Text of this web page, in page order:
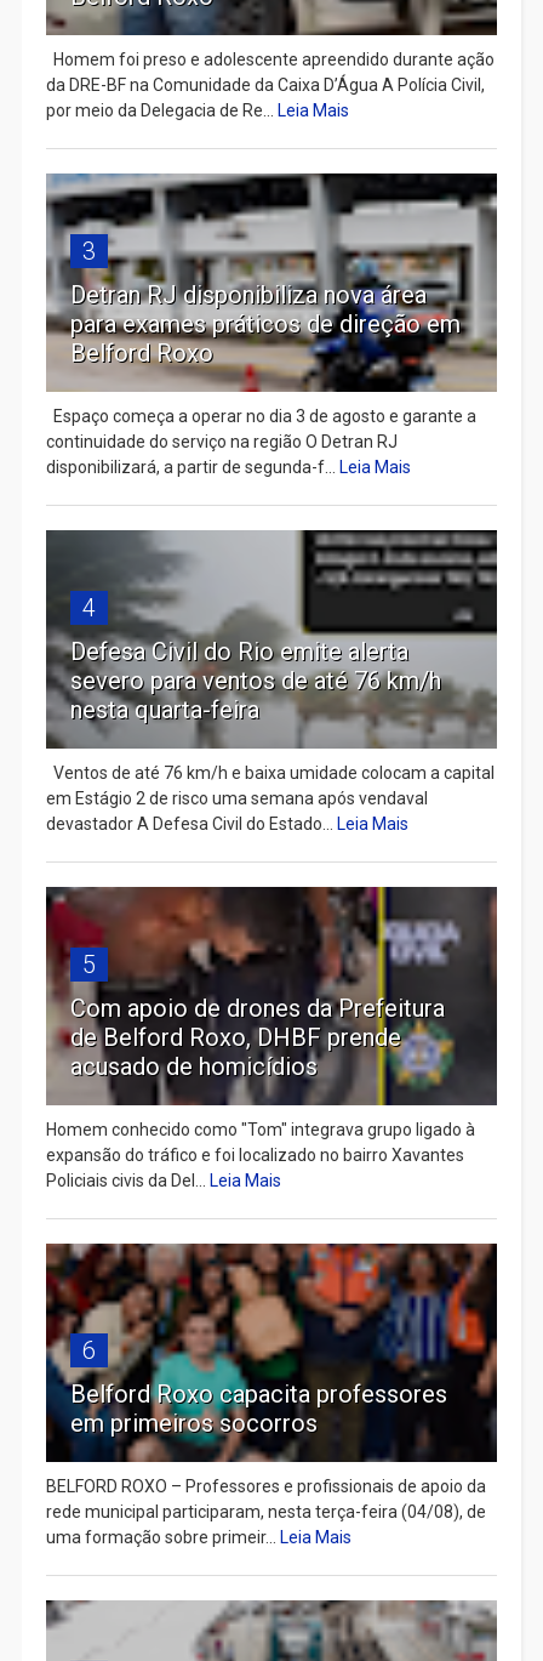
Homem foi preso e adolescente apreendido durante ação
da DRE-BF na Comunidade da Caixa D’Água A Polícia Civil,
por meio da Delegacia de Re... Leia Mais
3
Detran RJ disponibiliza nova área
para exames práticos de direção em
Belford Roxo
Espaço começa a operar no dia 3 de agosto e garante a
continuidade do serviço na região O Detran RJ
disponibilizará, a partir de segunda-f... Leia Mais
4
Defesa Civil do Rio emite alerta
severo para ventos de até 76 km/h
nesta quarta-feira
Ventos de até 76 km/h e baixa umidade colocam a capital
em Estágio 2 de risco uma semana após vendaval
devastador A Defesa Civil do Estado... Leia Mais
5
Com apoio de drones da Prefeitura
de Belford Roxo, DHBF prende
acusado de homicídios
Homem conhecido como "Tom" integrava grupo ligado à
expansão do tráfico e foi localizado no bairro Xavantes
Policiais civis da Del... Leia Mais
6
Belford Roxo capacita professores
em primeiros socorros
BELFORD ROXO – Professores e profissionais de apoio da
rede municipal participaram, nesta terça-feira (04/08), de
uma formação sobre primeir... Leia Mais